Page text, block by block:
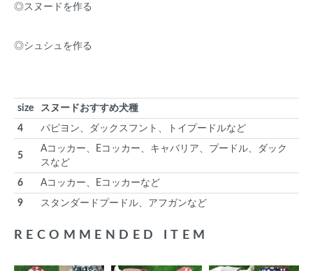
◎スヌードを作る
◎シュシュを作る
size スヌードおすすめ犬種
4 パピヨン、ダックスフント、トイプードルなど
5
Aコッカー、Eコッカー、キャバリア、プードル、ダック
スなど
6 Aコッカー、Eコッカーなど
9 スタンダードプードル、アフガンなど
RECOMMENDED ITEM